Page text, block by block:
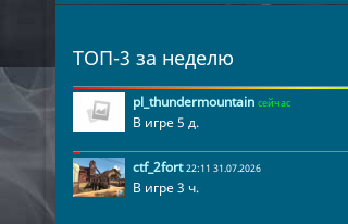
ТОП-3 за неделю
pl_thundermountain сейчас
В игре 5 д.
ctf_2fort 22:11 31.07.2026
В игре 3 ч.